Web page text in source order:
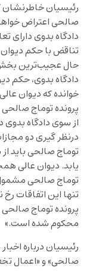
رئیسیان خاطرنشان
صالحی اعتراض
دادگاه بدوی دارای
تناقض با حکم
حال عجیب‌ترین
دادگاه بدوی، حکم
خوانده که دیوان
پرونده توماج
از سوی دادگاه بدوی
درنظر گیری دو
توماج صالحی باید
یابد. دیوان عالی
توماج صالحی مشمول
تنها این اتفاقات رخ
پرونده توماج
محکوم شده است.»
رئیسیان درباره
صالحی» و «اعمال